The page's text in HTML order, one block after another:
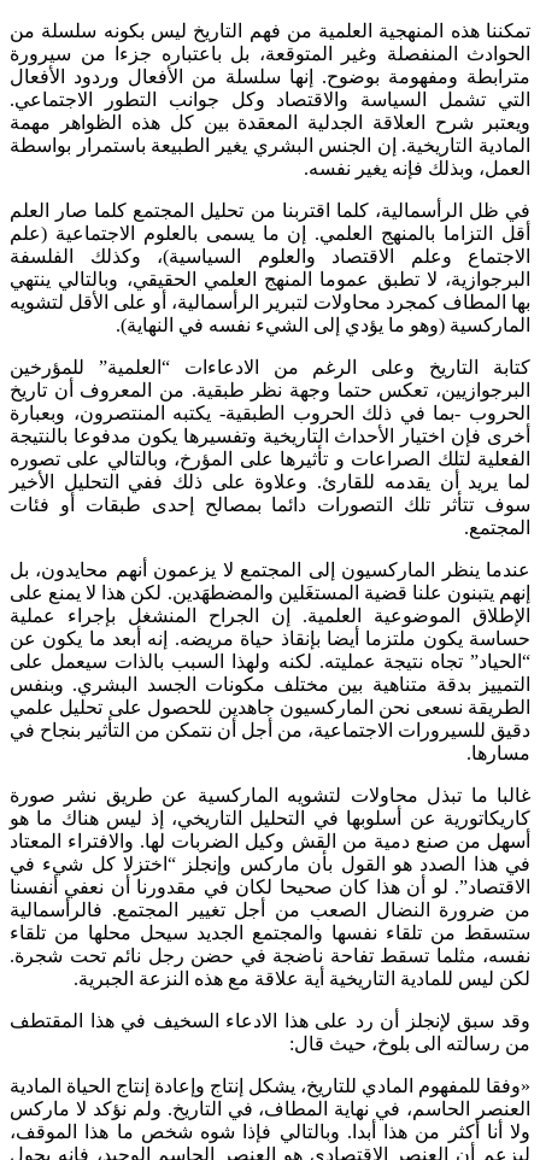
تمكننا هذه المنهجية العلمية من فهم التاريخ ليس بكونه سلسلة من
الحوادث المنفصلة وغير المتوقعة، بل باعتباره جزءا من سيرورة
مترابطة ومفهومة بوضوح. إنها سلسلة من الأفعال وردود الأفعال
التي تشمل السياسة والاقتصاد وكل جوانب التطور الاجتماعي.
ويعتبر شرح العلاقة الجدلية المعقدة بين كل هذه الظواهر مهمة
المادية التاريخية. إن الجنس البشري يغير الطبيعة باستمرار بواسطة
العمل، وبذلك فإنه يغير نفسه.
في ظل الرأسمالية، كلما اقتربنا من تحليل المجتمع كلما صار العلم
أقل التزاما بالمنهج العلمي. إن ما يسمى بالعلوم الاجتماعية (علم
الاجتماع وعلم الاقتصاد والعلوم السياسية)، وكذلك الفلسفة
البرجوازية، لا تطبق عموما المنهج العلمي الحقيقي، وبالتالي ينتهي
بها المطاف كمجرد محاولات لتبرير الرأسمالية، أو على الأقل لتشويه
الماركسية (وهو ما يؤدي إلى الشيء نفسه في النهاية).
كتابة التاريخ وعلى الرغم من الادعاءات “العلمية” للمؤرخين
البرجوازيين، تعكس حتما وجهة نظر طبقية. من المعروف أن تاريخ
الحروب -بما في ذلك الحروب الطبقية- يكتبه المنتصرون، وبعبارة
أخرى فإن اختيار الأحداث التاريخية وتفسيرها يكون مدفوعا بالنتيجة
الفعلية لتلك الصراعات و تأثيرها على المؤرخ، وبالتالي على تصوره
لما يريد أن يقدمه للقارئ. وعلاوة على ذلك ففي التحليل الأخير
سوف تتأثر تلك التصورات دائما بمصالح إحدى طبقات أو فئات
المجتمع.
عندما ينظر الماركسيون إلى المجتمع لا يزعمون أنهم محايدون، بل
إنهم يتبنون علنا قضية المستغَلين والمضطهَدين. لكن هذا لا يمنع على
الإطلاق الموضوعية العلمية. إن الجراح المنشغل بإجراء عملية
حساسة يكون ملتزما أيضا بإنقاذ حياة مريضه. إنه أبعد ما يكون عن
“الحياد” تجاه نتيجة عمليته. لكنه ولهذا السبب بالذات سيعمل على
التمييز بدقة متناهية بين مختلف مكونات الجسد البشري. وبنفس
الطريقة نسعى نحن الماركسيون جاهدين للحصول على تحليل علمي
دقيق للسيرورات الاجتماعية، من أجل أن نتمكن من التأثير بنجاح في
مسارها.
غالبا ما تبذل محاولات لتشويه الماركسية عن طريق نشر صورة
كاريكاتورية عن أسلوبها في التحليل التاريخي، إذ ليس هناك ما هو
أسهل من صنع دمية من القش وكيل الضربات لها. والافتراء المعتاد
في هذا الصدد هو القول بأن ماركس وإنجلز “اختزلا كل شيء في
الاقتصاد”. لو أن هذا كان صحيحا لكان في مقدورنا أن نعفي أنفسنا
من ضرورة النضال الصعب من أجل تغيير المجتمع. فالرأسمالية
ستسقط من تلقاء نفسها والمجتمع الجديد سيحل محلها من تلقاء
نفسه، مثلما تسقط تفاحة ناضجة في حضن رجل نائم تحت شجرة.
لكن ليس للمادية التاريخية أية علاقة مع هذه النزعة الجبرية.
وقد سبق لإنجلز أن رد على هذا الادعاء السخيف في هذا المقتطف
من رسالته الى بلوخ، حيث قال:
«وفقا للمفهوم المادي للتاريخ، يشكل إنتاج وإعادة إنتاج الحياة المادية
العنصر الحاسم، في نهاية المطاف، في التاريخ. ولم نؤكد لا ماركس
ولا أنا أكثر من هذا أبدا. وبالتالي فإذا شوه شخص ما هذا الموقف،
ليزعم أن العنصر الاقتصادي هو العنصر الحاسم الوحيد، فإنه يحول